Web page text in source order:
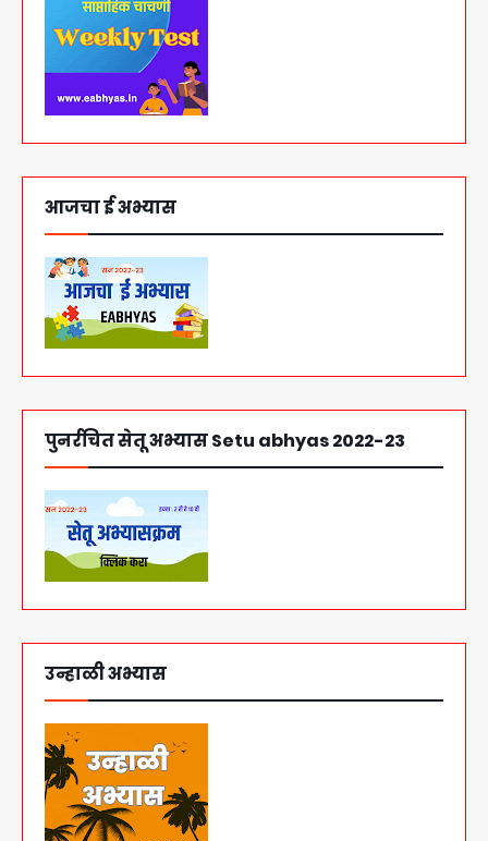
आजचा ई अभ्यास
पुनर्रचित सेतू अभ्यास Setu abhyas 2022-23
उन्हाळी अभ्यास